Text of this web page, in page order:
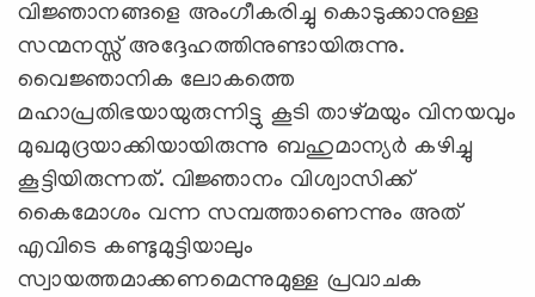
വിജ്ഞാനങ്ങളെ അംഗീകരിച്ചു കൊടുക്കാനുള്ള
സന്മനസ്സ് അദ്ദേഹത്തിനുണ്ടായിരുന്നു.
വൈജ്ഞാനിക ലോകത്തെ
മഹാപ്രതിഭയായുരുന്നിട്ടു കൂടി താഴ്മയും വിനയവും
മുഖമുദ്രയാക്കിയായിരുന്നു ബഹുമാന്യര്‍ കഴിച്ചു
കൂട്ടിയിരുന്നത്. വിജ്ഞാനം വിശ്വാസിക്ക്
കൈമോശം വന്ന സമ്പത്താണെന്നും അത്
എവിടെ കണ്ടുമുട്ടിയാലും
സ്വായത്തമാക്കണമെന്നുമുള്ള പ്രവാചക